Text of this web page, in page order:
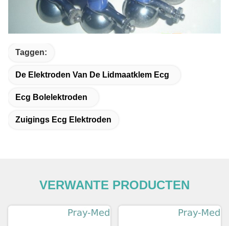
Taggen:
De Elektroden Van De Lidmaatklem Ecg
Ecg Bolelektroden
Zuigings Ecg Elektroden
VERWANTE PRODUCTEN